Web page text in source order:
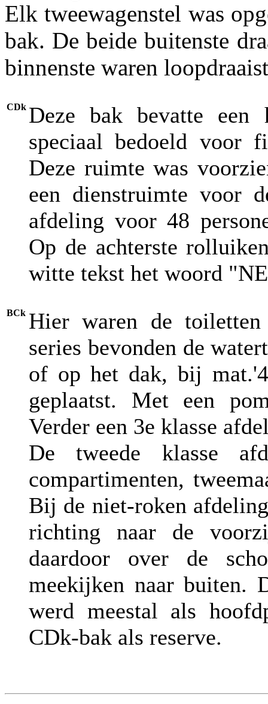
Elk tweewagenstel was
bak. De beide buitenste
binnenste waren
CDk Deze bak bevatte een
speciaal bedoeld voor
Deze ruimte was
een dienstruimte voor
afdeling voor 48
Op de achterste
witte tekst het woord
BCk Hier waren de toiletten
series bevonden de
of op het dak, bij
geplaatst. Met een
Verder een 3e klasse
De tweede klasse
compartimenten,
Bij de niet-roken
richting naar de
daardoor over de
meekijken naar buiten.
werd meestal als
CDk-bak als reserve.